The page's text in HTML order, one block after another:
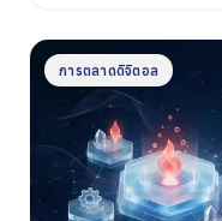
การตลาดดิจิตอล